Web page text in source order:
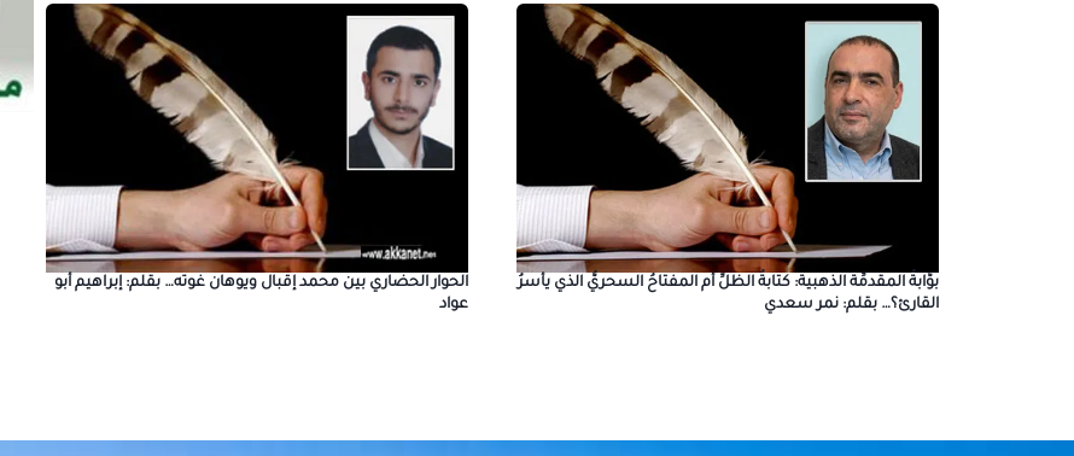
بوَّابةُ المقدمِّة الذهبية: كتابةُ الظلِّ أم المفتاحُ السحريُّ الذي يأسرُ
القارئ؟… بقلم: نمر سعدي
الحوار الحضاري بين محمد إقبال ويوهان غوته… بقلم: إبراهيم أبو
عواد